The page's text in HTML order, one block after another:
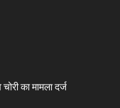
का मामला दर्ज